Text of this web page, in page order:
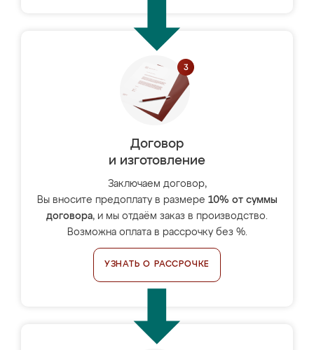
Договор
и изготовление
Заключаем договор,
Вы вносите предоплату в размере 10% от суммы
договора, и мы отдаём заказ в производство.
Возможна оплата в рассрочку без %.
УЗНАТЬ О РАССРОЧКЕ